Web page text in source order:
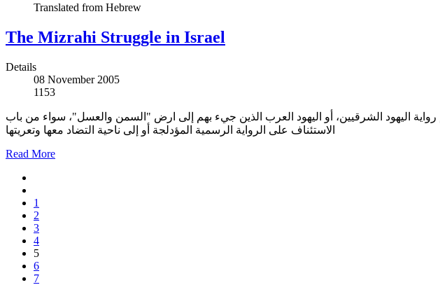
Translated from Hebrew
The Mizrahi Struggle in Israel
Details
08 November 2005
1153
اليهود الشرقيين، أو اليهود العرب الذين جيء بهم إلى ارض "السمن والعسل"، سواء من باب
الاستئناف على الرواية الرسمية المؤدلجة أو إلى ناحية التضاد معها وتعريتها
Read More
1
2
3
4
5
6
7